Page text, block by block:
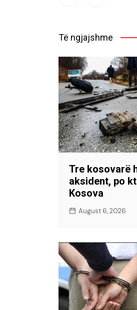
Të ngjajshme
Tre kosovarë
aksident, po
Kosova
August 6, 2026